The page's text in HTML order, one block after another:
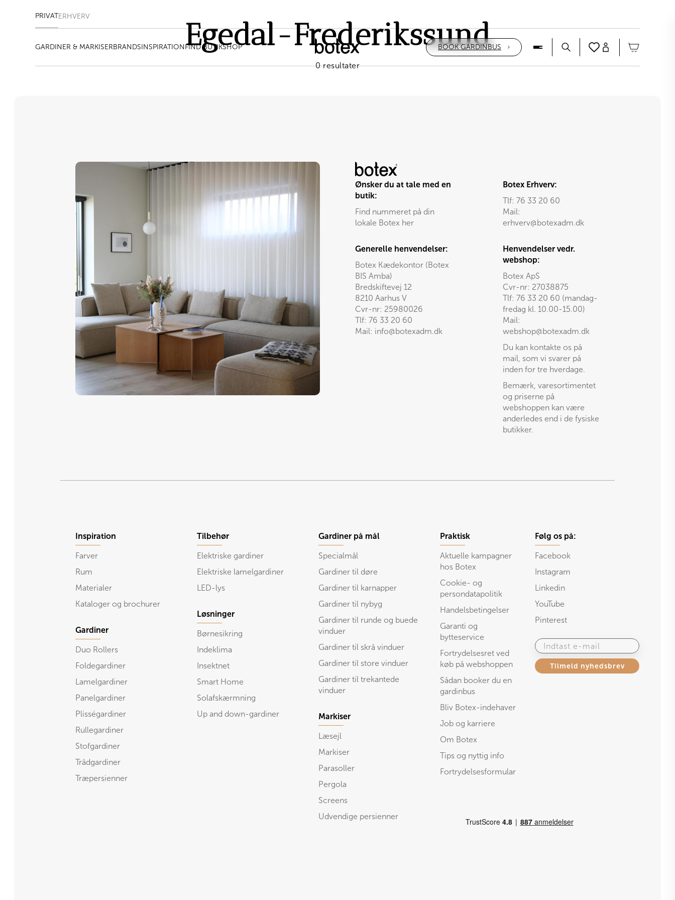
PRIVATERHVERV
GARDINER & MARKISER BRANDS INSPIRATION FIND BUTIKSHOP BOOK GARDINBUS
Egedal-Frederikssund
0 resultater
Ønsker du at tale med en
butik:
Find nummeret på din
lokale Botex her
Botex Erhverv:
Tlf: 76 33 20 60
Mail:
erhverv@botexadm.dk
Generelle henvendelser:
Botex Kædekontor (Botex
BIS Amba)
Bredskiftevej 12
8210 Aarhus V
Cvr-nr: 25980026
Tlf: 76 33 20 60
Mail: info@botexadm.dk
Henvendelser vedr.
webshop:
Botex ApS
Cvr-nr: 27038875
Tlf: 76 33 20 60 (mandag-
fredag kl. 10.00-15.00)
Mail:
webshop@botexadm.dk
Du kan kontakte os på
mail, som vi svarer på
inden for tre hverdage.
Bemærk, varesortimentet
og priserne på
webshoppen kan være
anderledes end i de fysiske
butikker.
Inspiration
Farver
Rum
Materialer
Kataloger og brochurer
Gardiner
Duo Rollers
Foldegardiner
Lamelgardiner
Panelgardiner
Plisségardiner
Rullegardiner
Stofgardiner
Trådgardiner
Træpersienner
Tilbehør
Elektriske gardiner
Elektriske lamelgardiner
LED-lys
Løsninger
Børnesikring
Indeklima
Insektnet
Smart Home
Solafskærmning
Up and down-gardiner
Gardiner på mål
Specialmål
Gardiner til døre
Gardiner til karnapper
Gardiner til nybyg
Gardiner til runde og buede
vinduer
Gardiner til skrå vinduer
Gardiner til store vinduer
Gardiner til trekantede
vinduer
Markiser
Læsejl
Markiser
Parasoller
Pergola
Screens
Udvendige persienner
Praktisk
Aktuelle kampagner
hos Botex
Cookie- og
persondatapolitik
Handelsbetingelser
Garanti og
bytteservice
Fortrydelsesret ved
køb på webshoppen
Sådan booker du en
gardinbus
Bliv Botex-indehaver
Job og karriere
Om Botex
Tips og nyttig info
Fortrydelsesformular
Følg os på:
Facebook
Instagram
Linkedin
YouTube
Pinterest
Indtast e-mail
Tilmeld nyhedsbrev